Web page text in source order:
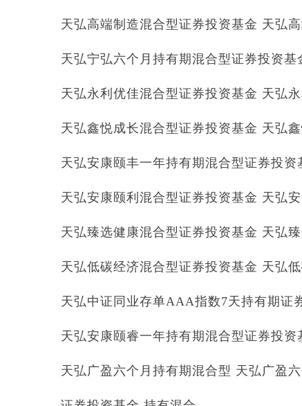
天弘高端制造混合型证券投资基金 天弘
天弘宁弘六个月持有期混合型证券投资
天弘永利优佳混合型证券投资基金 天弘
天弘鑫悦成长混合型证券投资基金 天弘
天弘安康颐丰一年持有期混合型证券投
天弘安康颐利混合型证券投资基金 天弘
天弘臻选健康混合型证券投资基金 天弘
天弘低碳经济混合型证券投资基金 天弘
天弘中证同业存单AAA指数7天持有期证
天弘安康颐睿一年持有期混合型证券投
天弘广盈六个月持有期混合型 天弘广盈